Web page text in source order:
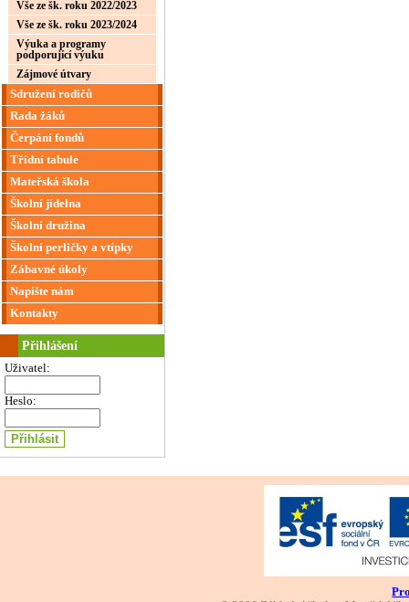
Vše ze šk. roku 2022/2023
Vše ze šk. roku 2023/2024
Výuka a programy
podporující výuku
Zájmové útvary
Sdružení rodičů
Rada žáků
Čerpání fondů
Třídní tabule
Mateřská škola
Školní jídelna
Školní družina
Školní perličky a vtípky
Zábavné úkoly
Napište nám
Kontakty
Přihlášení
Uživatel:
Heslo: